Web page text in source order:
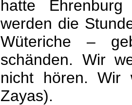
hatte
werden die
Wüteriche –
schänden. Wir
nicht hören. Wir
Zayas).